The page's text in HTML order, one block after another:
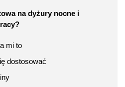
na dyżury nocne i
mi to
dostosować